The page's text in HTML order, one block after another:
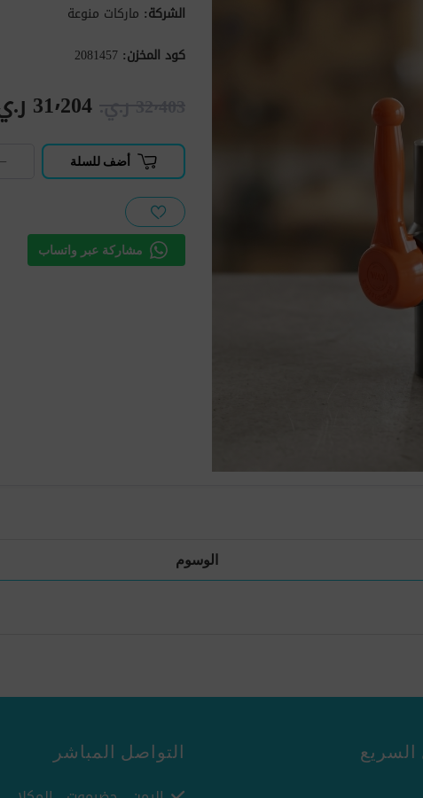
الشركة: ماركات منوعة
كود المخزن: 2081457
31٬204 ر.ي.‏
أضف للسلة
مشاركة عبر واتساب
الوسوم
التواصل المباشر